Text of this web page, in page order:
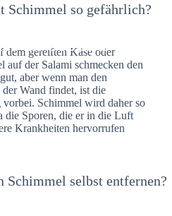
Waldshut-
an Ort und
Schimmel so gefährlich?
dem gereiften Käse oder
auf der Salami schmecken den
aber wenn man den
der Wand findet, ist die
vorbei. Schimmel wird daher so
die Sporen, die er in die Luft
Krankheiten hervorrufen
Schimmel selbst entfernen?